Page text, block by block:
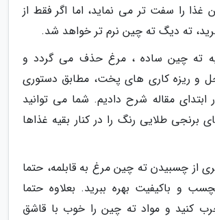
غذا را سفت تر می نماید، اما اگر فقط از
ته دیگ ته چین نرم تر خواهد شد.
ته چین ساده ، مرغ حذف می گردد و
و ریزه کاری های پخت، مطابق دستوری
مقاله شرح دادیم. شما می توانید
برنجی طلایی رنگ را در کنار بقیه غذاها
از چسبیدن ته چین مرغ به قابلمه، حتما
و باکیفیت بهره ببرید. بعلاوه حتما
چرب کنید و مواد ته چین را خوب با قاشق